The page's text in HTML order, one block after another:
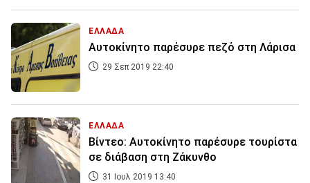
ΕΛΛΑΔΑ
Αυτοκίνητο παρέσυρε πεζό στη Λάρισα
29 Σεπ 2019 22:40
ΕΛΛΑΔΑ
Βίντεο: Αυτοκίνητο παρέσυρε τουρίστα
σε διάβαση στη Ζάκυνθο
31 Ιουλ 2019 13:40